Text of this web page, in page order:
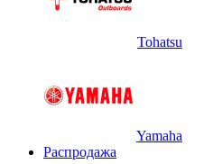
Tohatsu
Yamaha
Распродажа